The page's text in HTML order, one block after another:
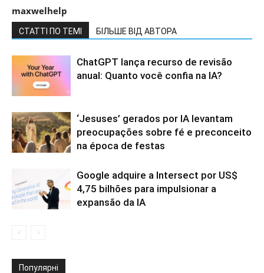
maxwelhelp
СТАТТІ ПО ТЕМІ БІЛЬШЕ ВІД АВТОРА
ChatGPT lança recurso de revisão
anual: Quanto você confia na IA?
‘Jesuses’ gerados por IA levantam
preocupações sobre fé e preconceito
na época de festas
Google adquire a Intersect por US$
4,75 bilhões para impulsionar a
expansão da IA
Популярні